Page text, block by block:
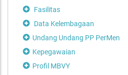
Fasilitas
Data Kelembagaan
Undang Undang PP PerMen
Kepegawaian
Profil MBVY